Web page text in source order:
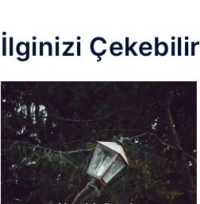
İlginizi Çekebilir